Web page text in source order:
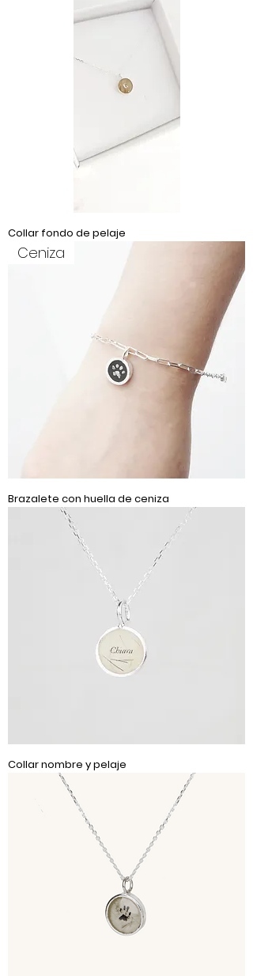
Collar fondo de pelaje
Ceniza
Brazalete con huella de ceniza
Collar nombre y pelaje